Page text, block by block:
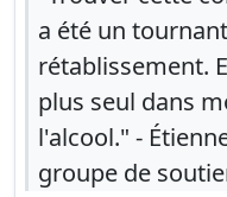
a été un
rétablissement.
plus seul dans
l'alcool." -
groupe de